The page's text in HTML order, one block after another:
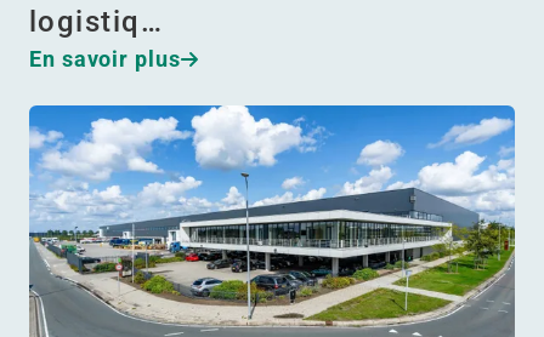
logistiq…
En savoir plus